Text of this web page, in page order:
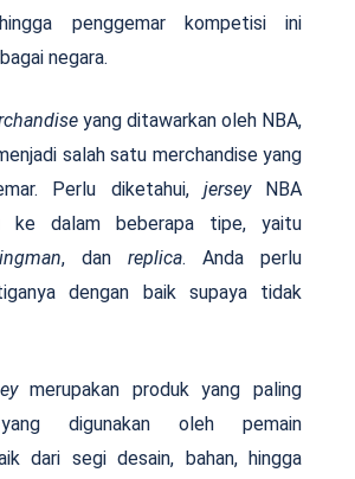
penggemar kompetisi ini
negara.
yang ditawarkan oleh NBA,
salah satu merchandise yang
Perlu diketahui, jersey NBA
ke dalam beberapa tipe, yaitu
, dan replica. Anda perlu
dengan baik supaya tidak
merupakan produk yang paling
digunakan oleh pemain
dari segi desain, bahan, hingga